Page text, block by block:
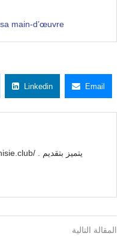
main-d’œuvre
Linkedin Email
المقالة التالية